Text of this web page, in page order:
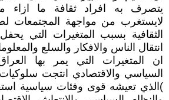
يتصرف به افراد ثقافة ما ازاء
لايستغرب من مواجهة المجتمعات
الثقافية بسبب المتغيرات التي
انتقال الناس والافكار والسلع
ان المتغيرات التي يمر بها
السياسي والاقتصادي انتجت
)الذي تعيشه قوى وفئات سياسية